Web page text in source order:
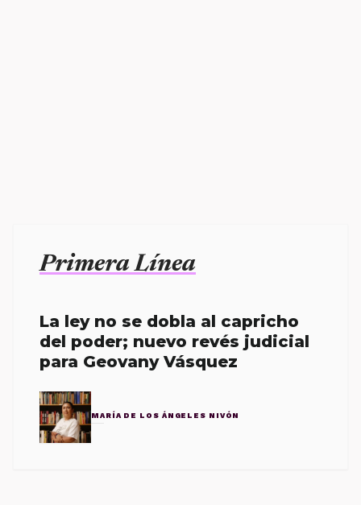
Primera Línea
La ley no se dobla al capricho
del poder; nuevo revés judicial
para Geovany Vásquez
MARÍA DE LOS ÁNGELES NIVÓN